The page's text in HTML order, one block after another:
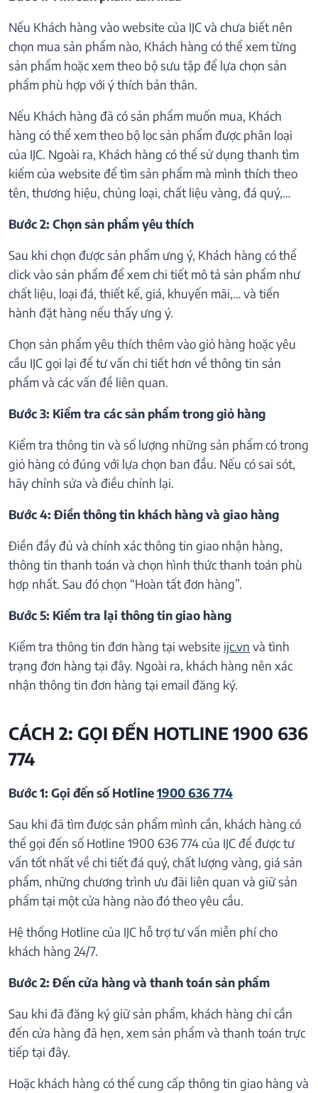
Nếu Khách hàng vào website của IJC và chưa biết nên
chọn mua sản phẩm nào, Khách hàng có thể xem từng
sản phẩm hoặc xem theo bộ sưu tập để lựa chọn sản
phẩm phù hợp với ý thích bản thân.
Nếu Khách hàng đã có sản phẩm muốn mua, Khách
hàng có thể xem theo bộ lọc sản phẩm được phân loại
của IJC. Ngoài ra, Khách hàng có thể sử dụng thanh tìm
kiếm của website để tìm sản phẩm mà mình thích theo
tên, thương hiệu, chủng loại, chất liệu vàng, đá quý,…
Bước 2: Chọn sản phẩm yêu thích
Sau khi chọn được sản phẩm ưng ý, Khách hàng có thể
click vào sản phẩm để xem chi tiết mô tả sản phẩm như
chất liệu, loại đá, thiết kế, giá, khuyến mãi,… và tiến
hành đặt hàng nếu thấy ưng ý.
Chọn sản phẩm yêu thích thêm vào giỏ hàng hoặc yêu
cầu IJC gọi lại để tư vấn chi tiết hơn về thông tin sản
phẩm và các vấn đề liên quan.
Bước 3: Kiểm tra các sản phẩm trong giỏ hàng
Kiểm tra thông tin và số lượng những sản phẩm có trong
giỏ hàng có đúng với lựa chọn ban đầu. Nếu có sai sót,
hãy chỉnh sửa và điều chỉnh lại.
Bước 4: Điền thông tin khách hàng và giao hàng
Điền đầy đủ và chính xác thông tin giao nhận hàng,
thông tin thanh toán và chọn hình thức thanh toán phù
hợp nhất. Sau đó chọn “Hoàn tất đơn hàng”.
Bước 5: Kiểm tra lại thông tin giao hàng
Kiểm tra thông tin đơn hàng tại website ijc.vn và tình
trạng đơn hàng tại đây. Ngoài ra, khách hàng nên xác
nhận thông tin đơn hàng tại email đăng ký.
CÁCH 2: GỌI ĐẾN HOTLINE 1900 636
774
Bước 1: Gọi đến số Hotline1900 636 774
Sau khi đã tìm được sản phẩm mình cần, khách hàng có
thể gọi đến số Hotline 1900 636 774 của IJC để được tư
vấn tốt nhất về chi tiết đá quý, chất lượng vàng, giá sản
phẩm, những chương trình ưu đãi liên quan và giữ sản
phẩm tại một cửa hàng nào đó theo yêu cầu.
Hệ thống Hotline của IJC hỗ trợ tư vấn miễn phí cho
khách hàng 24/7.
Bước 2: Đến cửa hàng và thanh toán sản phẩm
Sau khi đã đăng ký giữ sản phẩm, khách hàng chỉ cần
đến cửa hàng đã hẹn, xem sản phẩm và thanh toán trực
tiếp tại đây.
Hoặc khách hàng có thể cung cấp thông tin giao hàng và